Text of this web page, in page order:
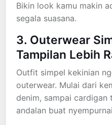
Bikin look kamu makin
segala suasana.
3. Outerwear
Tampilan Lebih
Outfit simpel kekinian
outerwear. Mulai dari
denim, sampai cardigan
andalan buat